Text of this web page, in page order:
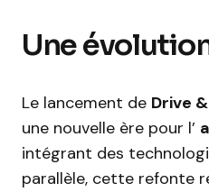
Une
Le lancement de Drive
une nouvelle ère pour l’
intégrant des
parallèle, cette refonte